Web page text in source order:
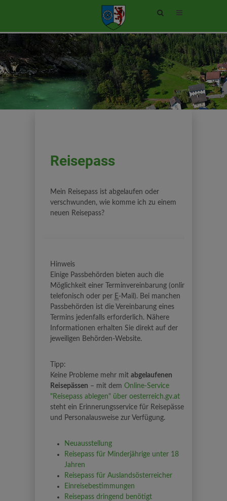
Site
toggle
Reisepass
Mein Reisepass ist abgelaufen oder
verschwunden, wie komme ich zu einem
neuen Reisepass?
Hinweis
Einige Passbehörden bieten auch die
Möglichkeit einer Terminvereinbarung (online,
telefonisch oder per E-Mail). Bei manchen
Passbehörden ist die Vereinbarung eines
Termins jedenfalls erforderlich. Nähere
Informationen erhalten Sie direkt auf der
jeweiligen Behörden-Website.
Tipp:
Keine Probleme mehr mit abgelaufenen
Reisepässen – mit dem Online-Service
"Reisepass ablegen" über oesterreich.gv.at
steht ein Erinnerungsservice für Reisepässe
und Personalausweise zur Verfügung.
Neuausstellung
Reisepass für Minderjährige unter 18
Jahren
Reisepass für Auslandsösterreicher
Einreisebestimmungen
Reisepass dringend benötigt